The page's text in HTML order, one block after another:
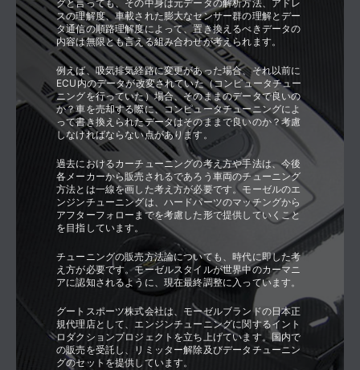
グと言っても、その中身は元データの解析方法、アドレ
スの理解度、車載された膨大なセンサー群の理解とデー
タ通信の順路理解度によって、置き換えるべきデータの
内容は無限とも言える組み合わせが考えられます。
例えば、吸気排気経路に変更があった場合、それ以前に
ECU内のデータが改変されていた（コンピュータチュー
ニングを行っていた）場合、そのままのデータで良いの
か？車を売却する際に、コンピュータチューニングによ
って書き換えられたデータはそのままで良いのか？考慮
しなければならない点があります。
過去におけるカーチューニングの考え方や手法は、今後
各メーカーから販売されるであろう車両のチューニング
方法とは一線を画した考え方が必要です。モーゼルのエ
ンジンチューニングは、ハードパーツのマッチングから
アフターフォローまでを考慮した形で提供していくこと
を目指しています。
チューニングの販売方法論についても、時代に即した考
え方が必要です。モーゼルスタイルが世界中のカーマニ
アに認知されるように、現在最終調整に入っています。
グートスポーツ株式会社は、モーゼルブランドの日本正
規代理店として、エンジンチューニングに関するイント
ロダクションプロジェクトを立ち上げています。国内で
の販売を受託し、リミッター解除及びデータチューニン
グのセットを提供しています。